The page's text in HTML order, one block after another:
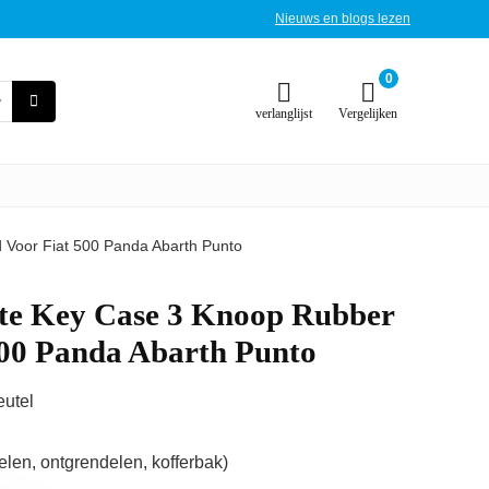
Nieuws en blogs lezen
verlanglijst
0
Vergelijken
Fiat 500 Panda Abarth Punto
Key Case 3 Knoop Rubber
Panda Abarth Punto
ontgrendelen, kofferbak)